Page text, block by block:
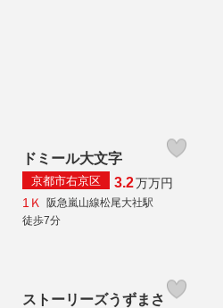
ドミール大文字
京都市右京区 3.2万万円
1Ｋ
阪急嵐山線松尾大社駅
徒歩7分
ストーリーズうずまさ